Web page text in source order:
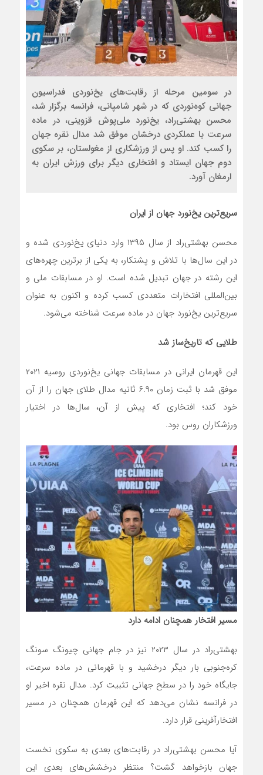
در سومین مرحله از رقابت‌های یخ‌نوردی فدراسیون
جهانی کوه‌نوردی که در شهر شامپانی، فرانسه برگزار شد،
محسن بهشتی‌راد، یخ‌نورد ملی‌پوش قزوینی، در ماده
سرعت با عملکردی درخشان موفق شد مدال نقره جهان
را کسب کند. او پس از ورزشکاری از مغولستان، بر سکوی
دوم جهان ایستاد و افتخاری دیگر برای ورزش ایران به
ارمغان آورد.
سریع‌ترین یخ‌نورد جهان از ایران
محسن بهشتی‌راد از سال ۱۳۹۵ وارد دنیای یخ‌نوردی شده و
در این سال‌ها با تلاش و پشتکار، به یکی از برترین چهره‌های
این رشته در جهان تبدیل شده است. او در مسابقات ملی و
بین‌المللی افتخارات متعددی کسب کرده و اکنون به عنوان
سریع‌ترین یخ‌نورد جهان در ماده سرعت شناخته می‌شود.
طلایی که تاریخ‌ساز شد
این قهرمان ایرانی در مسابقات جهانی یخ‌نوردی روسیه ۲۰۲۱
موفق شد با ثبت زمان ۶.۹۰ ثانیه مدال طلای جهان را از آن
خود کند؛ افتخاری که پیش از آن، سال‌ها در اختیار
ورزشکاران روس بود.
مسیر افتخار همچنان ادامه دارد
بهشتی‌راد در سال ۲۰۲۳ نیز در جام جهانی چیونگ سونگ
کره‌جنوبی بار دیگر درخشید و با قهرمانی در ماده سرعت،
جایگاه خود را در سطح جهانی تثبیت کرد. مدال نقره اخیر او
در فرانسه نشان می‌دهد که این قهرمان همچنان در مسیر
افتخارآفرینی قرار دارد.
آیا محسن بهشتی‌راد در رقابت‌های بعدی به سکوی نخست
جهان بازخواهد گشت؟ منتظر درخشش‌های بعدی این